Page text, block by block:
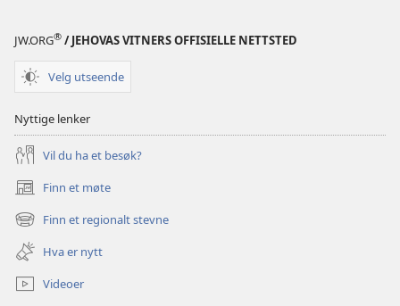
JW.ORG® / JEHOVAS VITNERS OFFISIELLE NETTSTED
Velg utseende
Nyttige lenker
Vil du ha et besøk?
Finn et møte
(åpner
nytt
vindu)
Finn et regionalt stevne
(åpner
nytt
vindu)
Hva er nytt
Videoer